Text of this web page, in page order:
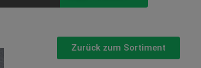
Zurück zum Sortiment